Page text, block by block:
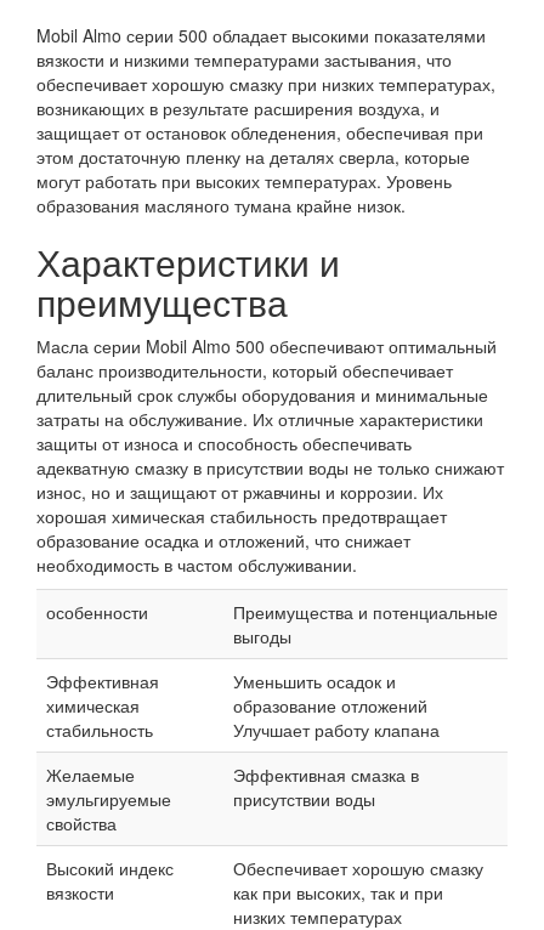
Mobil Almo серии 500 обладает высокими показателями
вязкости и низкими температурами застывания, что
обеспечивает хорошую смазку при низких температурах,
возникающих в результате расширения воздуха, и
защищает от остановок обледенения, обеспечивая при
этом достаточную пленку на деталях сверла, которые
могут работать при высоких температурах. Уровень
образования масляного тумана крайне низок.
Характеристики и
преимущества
Масла серии Mobil Almo 500 обеспечивают оптимальный
баланс производительности, который обеспечивает
длительный срок службы оборудования и минимальные
затраты на обслуживание. Их отличные характеристики
защиты от износа и способность обеспечивать
адекватную смазку в присутствии воды не только снижают
износ, но и защищают от ржавчины и коррозии. Их
хорошая химическая стабильность предотвращает
образование осадка и отложений, что снижает
необходимость в частом обслуживании.
особенности
Преимущества и потенциальные
выгоды
Эффективная
химическая
стабильность
Уменьшить осадок и
образование отложений
Улучшает работу клапана
Желаемые
эмульгируемые
свойства
Эффективная смазка в
присутствии воды
Высокий индекс
вязкости
Обеспечивает хорошую смазку
как при высоких, так и при
низких температурах